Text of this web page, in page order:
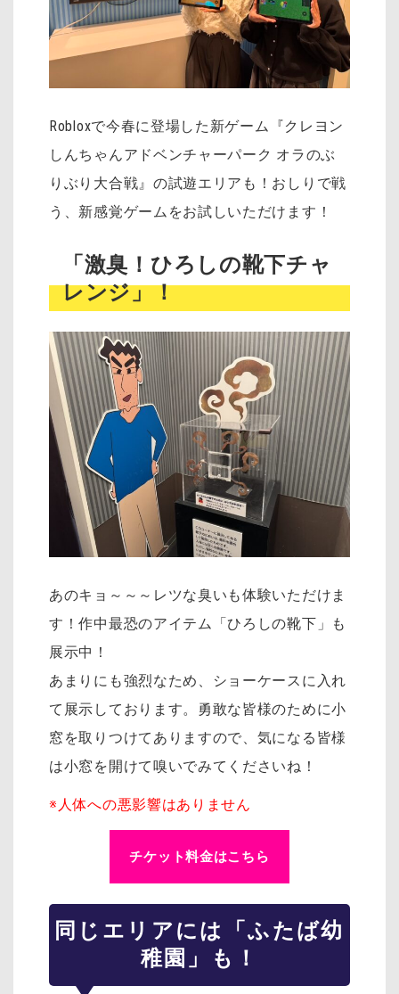
Robloxで今春に登場した新ゲーム『クレヨン
しんちゃんアドベンチャーパーク オラのぶ
りぶり大合戦』の試遊エリアも！おしりで戦
う、新感覚ゲームをお試しいただけます！
「激臭！ひろしの靴下チャ
レンジ」！
あのキョ～～～レツな臭いも体験いただけま
す！作中最恐のアイテム「ひろしの靴下」も
展示中！
あまりにも強烈なため、ショーケースに入れ
て展示しております。勇敢な皆様のために小
窓を取りつけてありますので、気になる皆様
は小窓を開けて嗅いでみてくださいね！
※人体への悪影響はありません
チケット料金はこちら
同じエリアには「ふたば幼
稚園」も！